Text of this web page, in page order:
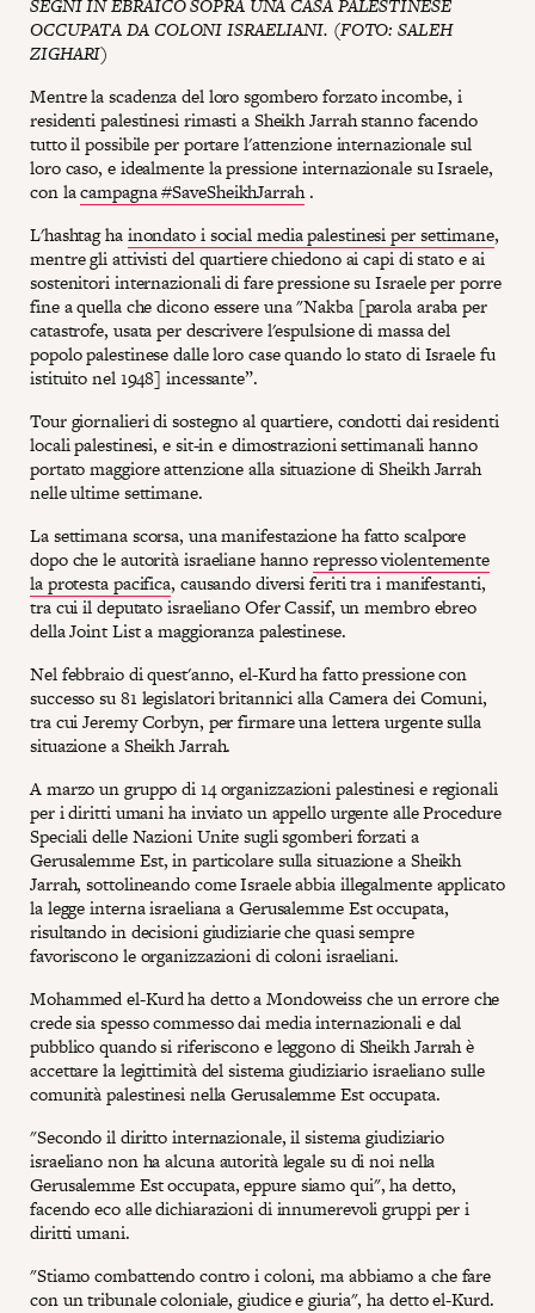
OCCUPATA DA COLONI ISRAELIANI. (FOTO: SALEH
ZIGHARI)
Mentre la scadenza del loro sgombero forzato incombe, i
residenti palestinesi rimasti a Sheikh Jarrah stanno facendo
tutto il possibile per portare l'attenzione internazionale sul
loro caso, e idealmente la pressione internazionale su Israele,
con lacampagna #SaveSheikhJarrah.
L'hashtag hainondato i social media palestinesi per settimane,
mentre gli attivisti del quartiere chiedono ai capi di stato e ai
sostenitori internazionali di fare pressione su Israele per porre
fine a quella che dicono essere una "Nakba [parola araba per
catastrofe, usata per descrivere l'espulsione di massa del
popolo palestinese dalle loro case quando lo stato di Israele fu
istituito nel 1948] incessante”.
Tour giornalieri di sostegno al quartiere, condotti dai residenti
locali palestinesi, e sit-in e dimostrazioni settimanali hanno
portato maggiore attenzione alla situazione di Sheikh Jarrah
nelle ultime settimane.
La settimana scorsa, una manifestazione ha fatto scalpore
dopo che le autorità israeliane hannorepresso violentemente
la protesta pacifica, causando diversi feriti tra i manifestanti,
tra cui il deputato israeliano Ofer Cassif, un membro ebreo
della Joint List a maggioranza palestinese.
Nel febbraio di quest'anno, el-Kurd ha fatto pressione con
successo su 81 legislatori britannici alla Camera dei Comuni,
tra cui Jeremy Corbyn, per firmare una lettera urgente sulla
situazione a Sheikh Jarrah.
A marzo un gruppo di 14 organizzazioni palestinesi e regionali
per i diritti umani ha inviato un appello urgente alle Procedure
Speciali delle Nazioni Unite sugli sgomberi forzati a
Gerusalemme Est, in particolare sulla situazione a Sheikh
Jarrah, sottolineando come Israele abbia illegalmente applicato
la legge interna israeliana a Gerusalemme Est occupata,
risultando in decisioni giudiziarie che quasi sempre
favoriscono le organizzazioni di coloni israeliani.
Mohammed el-Kurd ha detto a Mondoweiss che un errore che
crede sia spesso commesso dai media internazionali e dal
pubblico quando si riferiscono e leggono di Sheikh Jarrah è
accettare la legittimità del sistema giudiziario israeliano sulle
comunità palestinesi nella Gerusalemme Est occupata.
"Secondo il diritto internazionale, il sistema giudiziario
israeliano non ha alcuna autorità legale su di noi nella
Gerusalemme Est occupata, eppure siamo qui", ha detto,
facendo eco alle dichiarazioni di innumerevoli gruppi per i
diritti umani.
"Stiamo combattendo contro i coloni, ma abbiamo a che fare
con un tribunale coloniale, giudice e giuria", ha detto el-Kurd.